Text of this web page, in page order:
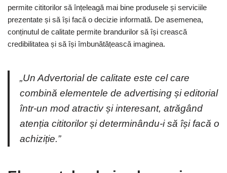
permite cititorilor să înțeleagă mai bine produsele și serviciile
prezentate și să își facă o decizie informată. De asemenea,
conținutul de calitate permite brandurilor să își crească
credibilitatea și să își îmbunătățească imaginea.
„Un Advertorial de calitate este cel care
combină elementele de advertising și editorial
într-un mod atractiv și interesant, atrăgând
atenția cititorilor și determinându-i să își facă o
achiziție.”